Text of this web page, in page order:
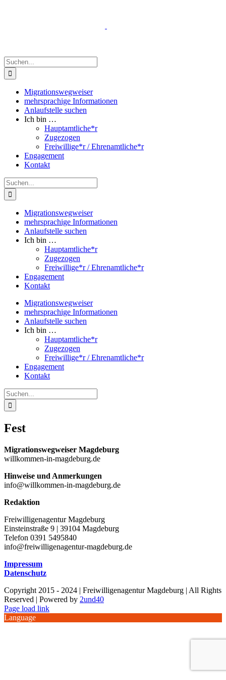
Suche
nach:
Migrationswegweiser
mehrsprachige Informationen
Anlaufstelle suchen
Ich bin …
Hauptamtliche*r
Zugezogen
Freiwillige*r / Ehrenamtliche*r
Engagement
Kontakt
Suche
nach:
Migrationswegweiser
mehrsprachige Informationen
Anlaufstelle suchen
Ich bin …
Hauptamtliche*r
Zugezogen
Freiwillige*r / Ehrenamtliche*r
Engagement
Kontakt
Migrationswegweiser
mehrsprachige Informationen
Anlaufstelle suchen
Ich bin …
Hauptamtliche*r
Zugezogen
Freiwillige*r / Ehrenamtliche*r
Engagement
Kontakt
Suche
nach:
Fest
Migrationswegweiser Magdeburg
willkommen-in-magdeburg.de
Hinweise und Anmerkungen
info@willkommen-in-magdeburg.de
Redaktion
Freiwilligenagentur Magdeburg
Einsteinstraße 9 | 39104 Magdeburg
Telefon 0391 5495840
info@freiwilligenagentur-magdeburg.de
Impressum
Datenschutz
Copyright 2015 - 2024 | Freiwilligenagentur Magdeburg | All Rights
Reserved | Powered by 2und40
Facebook
Instagram
YouTube
Page load link
Language